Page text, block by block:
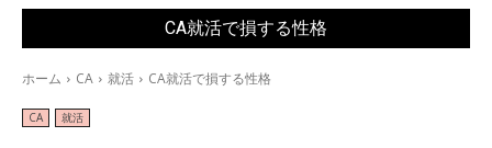
CA就活で損する性格
ホーム CA 就活 CA就活で損する性格
CA 就活